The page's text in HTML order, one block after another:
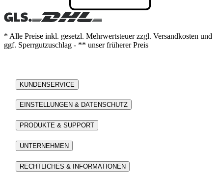
* Alle Preise inkl. gesetzl. Mehrwertsteuer zzgl. Versandkosten und
ggf. Sperrgutzuschlag - ** unser früherer Preis
KUNDENSERVICE
EINSTELLUNGEN & DATENSCHUTZ
PRODUKTE & SUPPORT
UNTERNEHMEN
RECHTLICHES & INFORMATIONEN